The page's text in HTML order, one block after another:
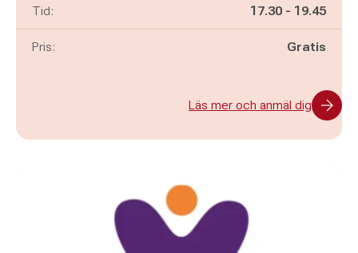
Tid: Pågår mellan
17.30 - och
19.45
Pris: Gratis
Läs mer och anmäl dig